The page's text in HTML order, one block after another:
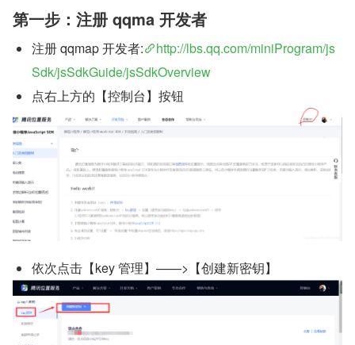
第一步：注册 qqma 开发者
注册 qqmap 开发者:
http://lbs.qq.com/miniProgram/js
Sdk/jsSdkGuide/jsSdkOverview
点右上方的【控制台】按钮
依次点击【key 管理】——>【创建新密钥】